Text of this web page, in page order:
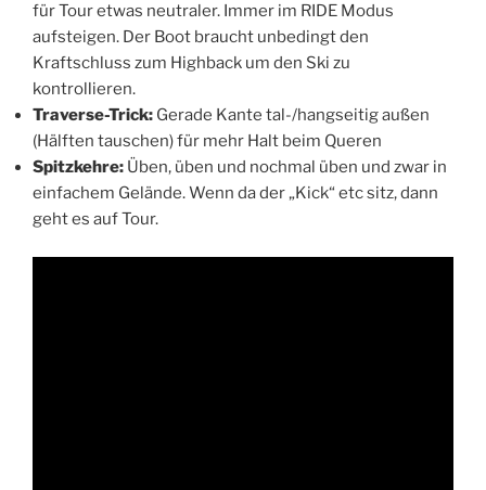
für Tour etwas neutraler. Immer im RIDE Modus
aufsteigen. Der Boot braucht unbedingt den
Kraftschluss zum Highback um den Ski zu
kontrollieren.
Traverse-Trick: Gerade Kante tal-/hangseitig außen
(Hälften tauschen) für mehr Halt beim Queren
Spitzkehre: Üben, üben und nochmal üben und zwar in
einfachem Gelände. Wenn da der „Kick“ etc sitz, dann
geht es auf Tour.